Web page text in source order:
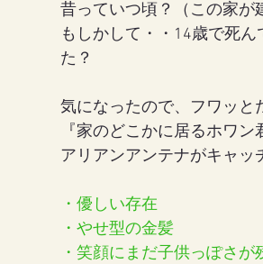
昔っていつ頃？（この家が
もしかして・・14歳で死
た？
気になったので、フワッと
『家のどこかに居るホワ
アリアンアンテナがキャッ
・優しい存在
・やせ型の金髪
・笑顔にまだ子供っぽさが